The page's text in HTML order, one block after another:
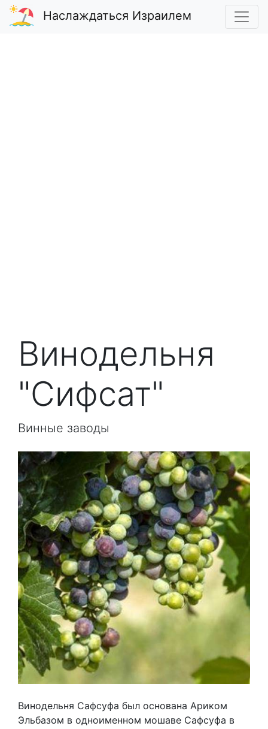
Наслаждаться Израилем
Винодельня
"Сифсат"
Винные заводы
Винодельня Сафсуфа был основана Ариком
Эльбазом в одноименном мошаве Сафсуфа в